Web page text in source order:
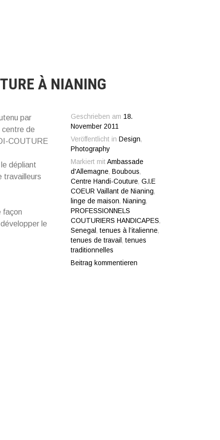
À NIANING
Geschrieben am 18.
November 2011
Veröffentlicht in Design,
Photography
Markiert mitAmbassade
d'Allemagne, Boubous,
Centre Handi-Couture,G.I.E
COEUR Vaillant de Nianing,
linge de maison, Nianing,
PROFESSIONNELS
COUTURIERS HANDICAPES,
Senegal ,tenues à l’italienne,
tenues de travail ,tenues
traditionnelles
Beitrag kommentieren
par
centre de
COUTURE
dépliant
travailleurs
façon
le